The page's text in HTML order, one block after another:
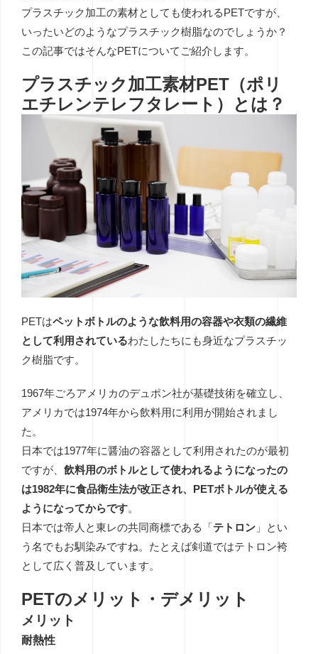
プラスチック加工の素材としても使われるPETですが、
いったいどのようなプラスチック樹脂なのでしょうか？
この記事ではそんなPETについてご紹介します。
プラスチック加工素材PET（ポリ
エチレンテレフタレート）とは？
PETはペットボトルのような飲料用の容器や衣類の繊維
として利用されているわたしたちにも身近なプラスチッ
ク樹脂です。
1967年ごろアメリカのデュポン社が基礎技術を確立し、
アメリカでは1974年から飲料用に利用が開始されまし
た。
日本では1977年に醤油の容器として利用されたのが最初
ですが、 飲料用のボトルとして使われるようになったの
は1982年に食品衛生法が改正され、PETボトルが使える
ようになってからです。
日本では帝人と東レの共同商標である「テトロン 」とい
う名でもお馴染みですね。たとえば剣道ではテトロン袴
として広く普及しています。
PETのメリット・デメリット
メリット
耐熱性